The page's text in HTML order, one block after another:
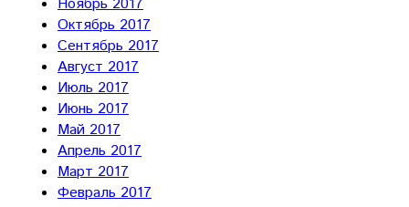
Ноябрь 2017
Октябрь 2017
Сентябрь 2017
Август 2017
Июль 2017
Июнь 2017
Май 2017
Апрель 2017
Март 2017
Февраль 2017